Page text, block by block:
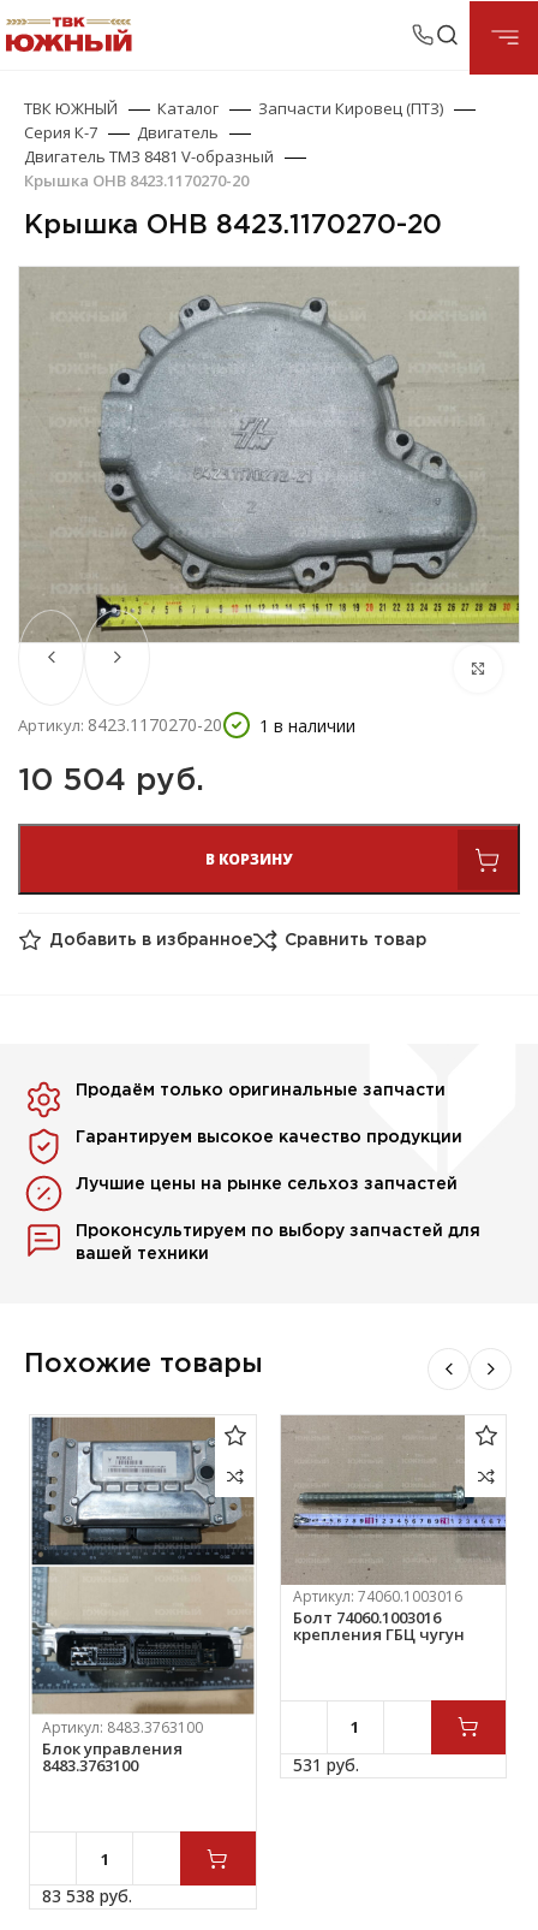
ТВК ЮЖНЫЙ Каталог
Запчасти Кировец (ПТЗ)
Серия К-7
Двигатель
Двигатель ТМЗ 8481 V-образный
Крышка ОНВ 8423.1170270-20
Крышка ОНВ 8423.1170270-20
Артикул: 8423.1170270-20 1 в наличии
10 504 руб.
В КОРЗИНУ
Добавить в избранное Сравнить товар
Продаём только оригинальные запчасти
Гарантируем высокое качество продукции
Лучшие цены на рынке сельхоз запчастей
Проконсультируем по выбору запчастей для
вашей техники
Похожие товары
Артикул: 8483.3763100
Блок управления
8483.3763100
83 538 руб.
Артикул: 74060.1003016
Болт 74060.1003016
крепления ГБЦ чугун
531 руб.